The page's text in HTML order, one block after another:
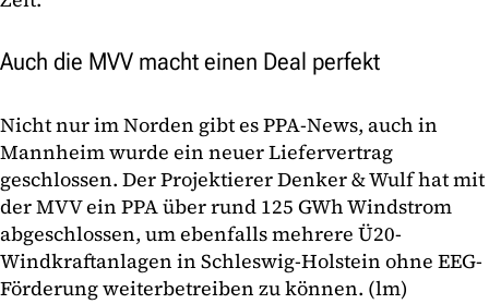
Auch die MVV macht einen Deal perfekt
Nicht nur im Norden gibt es PPA-News, auch in
Mannheim wurde ein neuer Liefervertrag
geschlossen. Der Projektierer Denker & Wulf hat mit
der MVV ein PPA über rund 125 GWh Windstrom
abgeschlossen, um ebenfalls mehrere Ü20-
Windkraftanlagen in Schleswig-Holstein ohne EEG-
Förderung weiterbetreiben zu können. (lm)